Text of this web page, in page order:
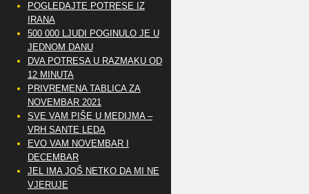
POGLEDAJTE POTRESE IZ
IRANA
500 000 LJUDI POGINULO JE U
JEDNOM DANU
DVA POTRESA U RAZMAKU OD
12 MINUTA
PRIVREMENA TABLICA ZA
NOVEMBAR 2021
SVE VAM PIŠE U MEDIJMA –
VRH SANTE LEDA
EVO VAM NOVEMBAR I
DECEMBAR
JEL IMA JOŠ NETKO DA MI NE
VJERUJE